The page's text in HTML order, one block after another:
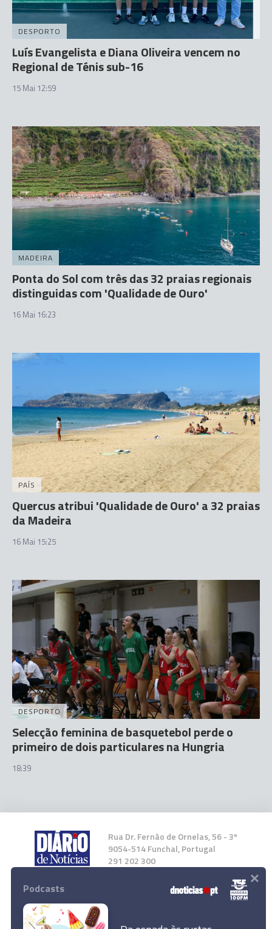
DESPORTO
Luís Evangelista e Diana Oliveira vencem no
Regional de Ténis sub-16
15 Mai 12:59
MADEIRA
Ponta do Sol com três das 32 praias regionais
distinguidas com 'Qualidade de Ouro'
16 Mai 16:23
PAÍS
Quercus atribui 'Qualidade de Ouro' a 32 praias
da Madeira
16 Mai 15:25
DESPORTO
Selecção feminina de basquetebol perde o
primeiro de dois particulares na Hungria
18:39
Rua Dr. Fernão de Ornelas, 56 - 3º
9054-514 Funchal, Portugal
291 202 300
Instale a nossa App
Podcasts ×